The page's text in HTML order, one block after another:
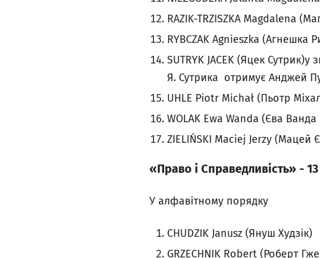
RAZIK-TRZISZKA Magdalena
RYBCZAK Agnieszka (Агнешка
SUTRYK JACEK (Яцек
Я. Сутрика отримує Анджей
UHLE Piotr Michał (Пьотр
WOLAK Ewa Wanda (Єва
ZIELIŃSKI Maciej Jerzy (Мацей
«Право і Справедливість» -
У алфавітному порядку
CHUDZIK Janusz (Януш Худзік)
GRZECHNIK Robert (Роберт